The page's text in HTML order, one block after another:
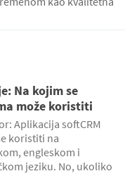
Na kojim se
može koristiti
softCRM?
Aplikacija softCRM
koristiti na
engleskom i
jeziku. No, ukoliko